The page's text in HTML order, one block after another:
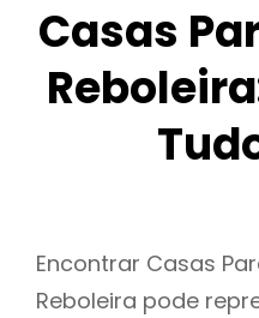
Casas
Encontrar Casas
Reboleira pode